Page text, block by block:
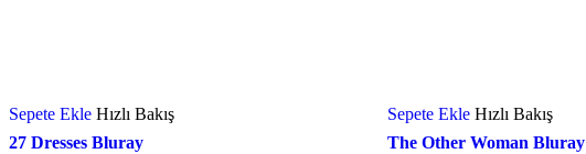
Sepete Ekle Hızlı Bakış
27 Dresses Bluray
Sepete Ekle Hızlı Bakış
The Other Woman Bluray